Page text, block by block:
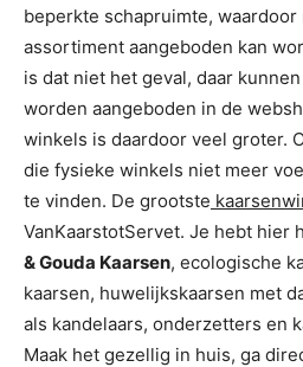
beperkte schapruimte,
assortiment aangeboden kan
is dat niet het geval, daar
worden aangeboden in de
winkels is daardoor veel groter.
die fysieke winkels niet meer
te vinden. De grootste
VanKaarstotServet. Je hebt hier
& Gouda Kaarsen, ecologische
kaarsen, huwelijkskaarsen met
als kandelaars, onderzetters en
Maak het gezellig in huis, ga